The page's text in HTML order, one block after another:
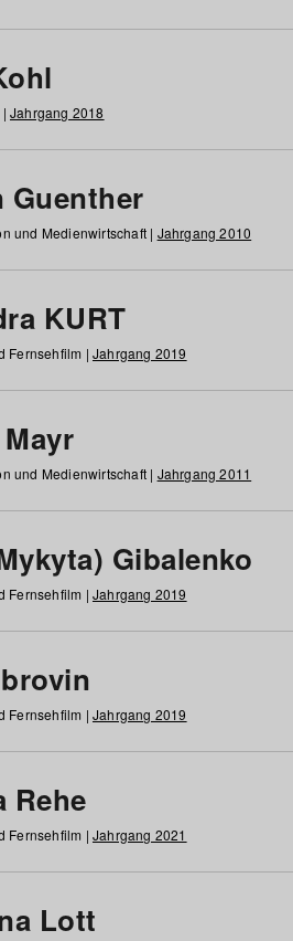
Jahrgang 2018
Guenther
und Medienwirtschaft | Jahrgang 2010
KURT
Fernsehfilm | Jahrgang 2019
und Medienwirtschaft | Jahrgang 2011
Gibalenko
Fernsehfilm | Jahrgang 2019
Fernsehfilm | Jahrgang 2019
Rehe
Fernsehfilm | Jahrgang 2021
Lott